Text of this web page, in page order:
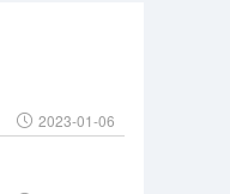
2023-01-06